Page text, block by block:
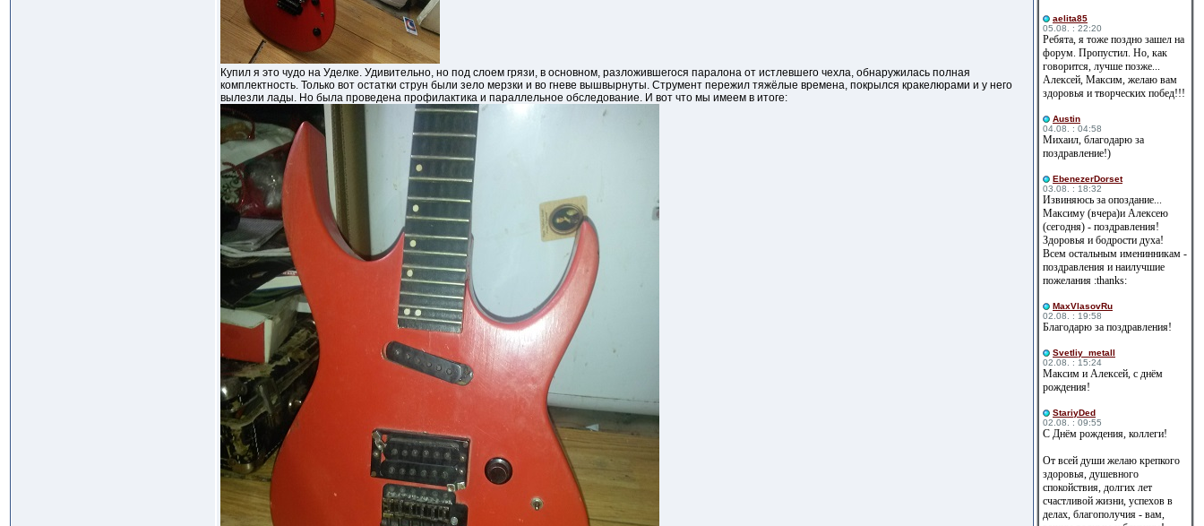
Купил я это чудо на Уделке. Удивительно, но под слоем грязи, в основном, разложившегося паралона от истлевшего чехла, обнаружилась полная
комплектность. Только вот остатки струн были зело мерзки и во гневе вышвырнуты. Струмент пережил тяжёлые времена, покрылся кракелюрами и у него
вылезли лады. Но была проведена профилактика и параллельное обследование. И вот что мы имеем в итоге:
aelita85
05.08. : 22:20
Ребята, я тоже поздно зашел на
форум. Пропустил. Но, как
говорится, лучше позже...
Алексей, Максим, желаю вам
здоровья и творческих побед!!!
Austin
04.08. : 04:58
Михаил, благодарю за
поздравление!)
EbenezerDorset
03.08. : 18:32
Извиняюсь за опоздание...
Максиму (вчера)и Алексею
(сегодня) - поздравления!
Здоровья и бодрости духа!
Всем остальным именинникам -
поздравления и наилучшие
пожелания :thanks:
MaxVlasovRu
02.08. : 19:58
Благодарю за поздравления!
Svetliy_metall
02.08. : 15:24
Максим и Алексей, с днём
рождения!
StariyDed
02.08. : 09:55
С Днём рождения, коллеги!
От всей души желаю крепкого
здоровья, душевного
спокойствия, долгих лет
счастливой жизни, успехов в
делах, благополучия - вам,